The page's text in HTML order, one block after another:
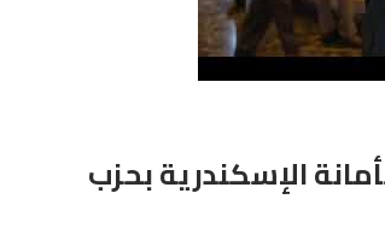
الإسكندرية بحزب